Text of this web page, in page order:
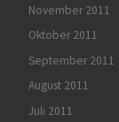
November 2011
Oktober 2011
September 2011
August 2011
Juli 2011